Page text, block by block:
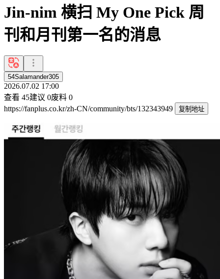
Jin-nim 横扫 My One Pick 周
刊和月刊第一名的消息
54Salamander305
2026.07.02 17:00
查看 45建议 0废料 0
https://fanplus.co.kr/zh-CN/community/bts/132343949
复制地址